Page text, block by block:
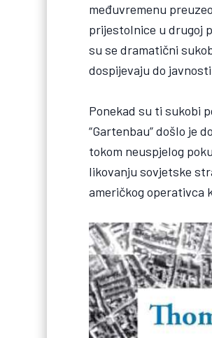
međuvremenu
prijestolnice u drugoj
su se dramatični
dospijevaju do
Ponekad su ti sukobi
“Gartenbau” došlo je
tokom neuspjelog
likovanju sovjetske
američkog operativca